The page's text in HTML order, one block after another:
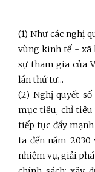
(1) Như các nghị
vùng kinh tế - xã
sự tham gia của
lần thứ tư...
(2) Nghị quyết
mục tiêu, chỉ tiêu
tiếp tục đẩy
ta đến năm 2030
nhiệm vụ, giải